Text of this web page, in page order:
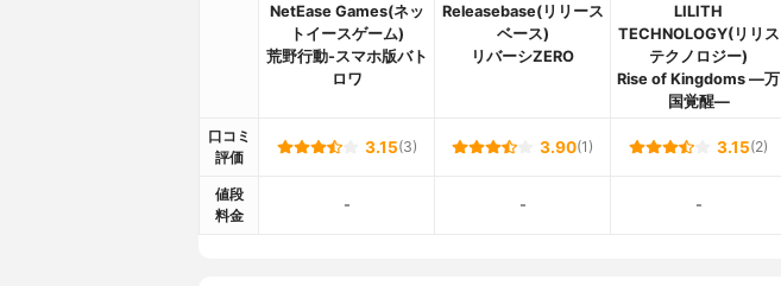
NetEase Games(ネッ
トイースゲーム)
荒野行動-スマホ版バト
ロワ
Releasebase(リリース
ベース)
リバーシZERO
LILITH
TECHNOLOGY(リリス
テクノロジー)
Rise of Kingdoms ―万
国覚醒―
口コミ
評価
3.15(3) 3.90(1) 3.15(2)
値段
料金
- - -